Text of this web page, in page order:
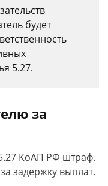
будет
5.27.
за
5.27 КоАП РФ штраф.
задержку выплат.